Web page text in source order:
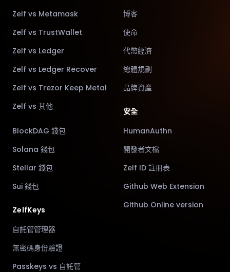
Zelf vs Metamask
Zelf vs TrustWallet
Zelf vs Ledger
Zelf vs Ledger Recover
Zelf vs Trezor Keep Metal
Zelf vs 其他
BlockDAG 錢包
Solana 錢包
Stellar 錢包
Sui 錢包
ZelfKeys
自託管管理器
無密碼身份驗證
Passkeys vs 自託管
博客
使命
代幣經濟
總體規劃
品牌資產
安全
HumanAuthn
開發者文檔
Zelf ID 註冊表
Github Web Extension
Github Online version